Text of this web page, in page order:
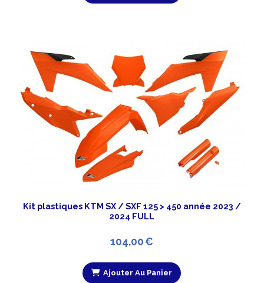
Kit plastiques KTM SX / SXF 125 > 450 année 2023 /
2024 FULL
104,00€
Ajouter Au Panier